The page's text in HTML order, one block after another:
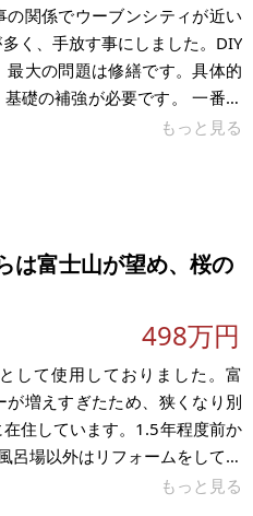
関係でウーブンシティが近い
く、手放す事にしました。DIY
大の問題は修繕です。具体的
補強が必要です。 一番大
真下の一階部分とお風呂場で
もあります。不動産屋さんに
が出せますので名義変更が可
もっと見る
は富士山が望め、桜の
498万円
して使用しておりました。富
増えすぎたため、狭くなり別
住しています。1.5年程度前か
呂場以外はリフォームをしてお
れ、快適な暮らしができており
もっと見る